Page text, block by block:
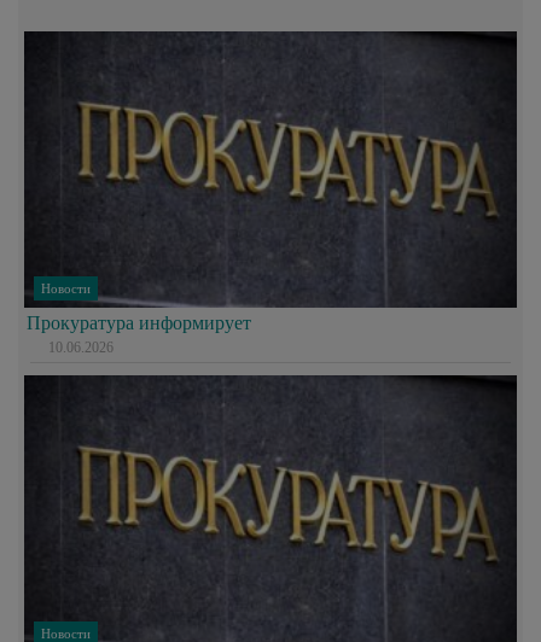
Новости
Прокуратура информирует
10.06.2026
Новости